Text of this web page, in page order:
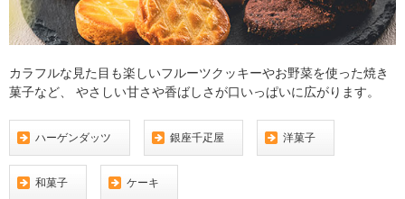
カラフルな見た目も楽しいフルーツクッキーやお野菜を使った焼き
菓子など、 やさしい甘さや香ばしさが口いっぱいに広がります。
ハーゲンダッツ 銀座千疋屋 洋菓子
和菓子 ケーキ